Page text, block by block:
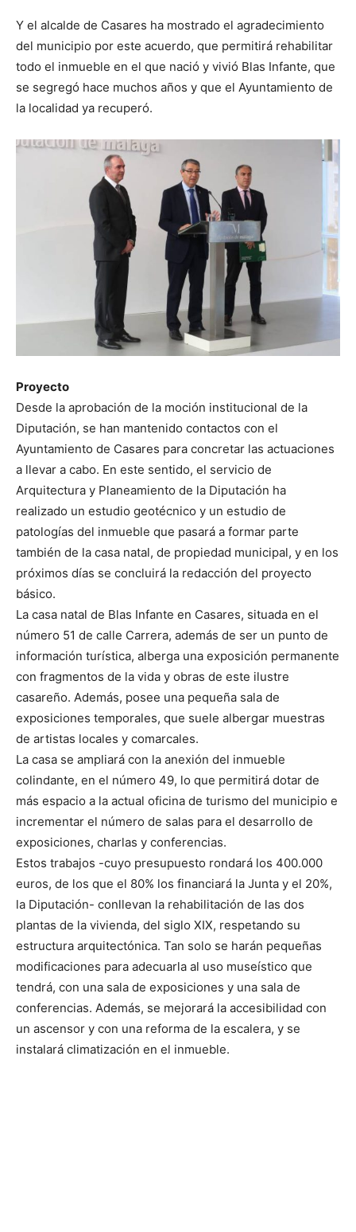
Y el alcalde de Casares ha mostrado el agradecimiento
del municipio por este acuerdo, que permitirá rehabilitar
todo el inmueble en el que nació y vivió Blas Infante, que
se segregó hace muchos años y que el Ayuntamiento de
la localidad ya recuperó.
Proyecto
Desde la aprobación de la moción institucional de la
Diputación, se han mantenido contactos con el
Ayuntamiento de Casares para concretar las actuaciones
a llevar a cabo. En este sentido, el servicio de
Arquitectura y Planeamiento de la Diputación ha
realizado un estudio geotécnico y un estudio de
patologías del inmueble que pasará a formar parte
también de la casa natal, de propiedad municipal, y en los
próximos días se concluirá la redacción del proyecto
básico.
La casa natal de Blas Infante en Casares, situada en el
número 51 de calle Carrera, además de ser un punto de
información turística, alberga una exposición permanente
con fragmentos de la vida y obras de este ilustre
casareño. Además, posee una pequeña sala de
exposiciones temporales, que suele albergar muestras
de artistas locales y comarcales.
La casa se ampliará con la anexión del inmueble
colindante, en el número 49, lo que permitirá dotar de
más espacio a la actual oficina de turismo del municipio e
incrementar el número de salas para el desarrollo de
exposiciones, charlas y conferencias.
Estos trabajos -cuyo presupuesto rondará los 400.000
euros, de los que el 80% los financiará la Junta y el 20%,
la Diputación- conllevan la rehabilitación de las dos
plantas de la vivienda, del siglo XIX, respetando su
estructura arquitectónica. Tan solo se harán pequeñas
modificaciones para adecuarla al uso museístico que
tendrá, con una sala de exposiciones y una sala de
conferencias. Además, se mejorará la accesibilidad con
un ascensor y con una reforma de la escalera, y se
instalará climatización en el inmueble.